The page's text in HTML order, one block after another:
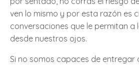
ven lo mismo y por esta razón es
conversaciones que le permitan
desde nuestros ojos.
Si no somos capaces de entregar